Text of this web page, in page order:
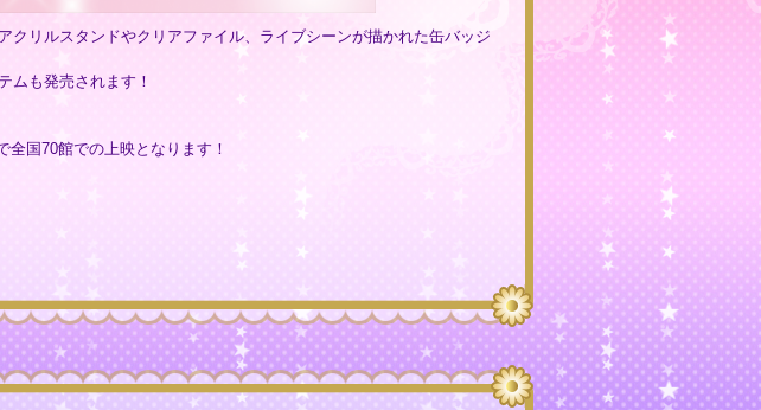
クリルスタンドやクリアファイル、ライブシーンが描かれた缶バッジ
ムも発売されます！
全国70館での上映となります！